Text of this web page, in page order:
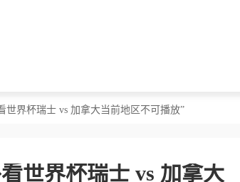
界杯瑞士 vs 加拿大当前地区不可播放”
世界杯瑞士 vs 加拿大